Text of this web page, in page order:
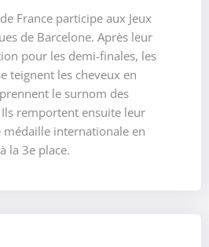
France participe aux Jeux
de Barcelone. Après leur
pour les demi-finales, les
teignent les cheveux en
le surnom des
Ils remportent ensuite leur
médaille internationale en
la 3e place.